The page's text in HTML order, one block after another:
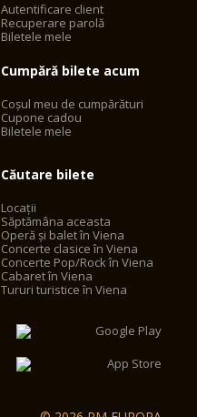
Autentificare client
Recuperare parolă
Biletele mele
Cumpără bilete acum
Coșul meu de cumpărături
Cupone cadou
Biletele mele
Căutare bilete
Locații
Săptămâna aceasta
Operă și balet în Viena
Concerte clasice în Viena
Concerte Pop/Rock în Viena
Cabaret în Viena
Tururi turistice în Viena